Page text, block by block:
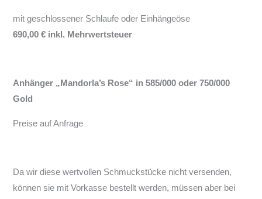
mit geschlossener Schlaufe oder Einhängeöse
690,00 € inkl. Mehrwertsteuer
Anhänger „Mandorla’s Rose“ in 585/000 oder 750/000
Gold
Preise auf Anfrage
Da wir diese wertvollen Schmuckstücke nicht versenden,
können sie mit Vorkasse bestellt werden, müssen aber bei